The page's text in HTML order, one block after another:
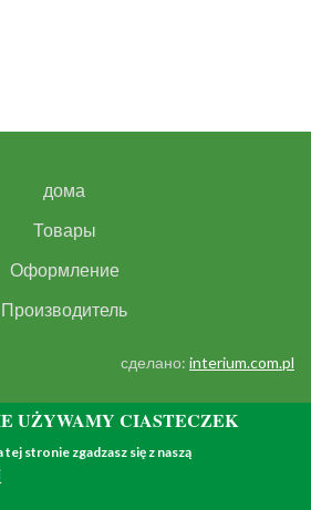
дома
Товары
Оформление
Производитель
сделано: interium.com.pl
- all rights reserved
UŻYWAMY CIASTECZEK
stronie zgadzasz się z naszą